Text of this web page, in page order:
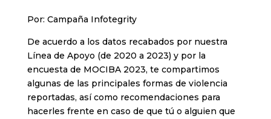
Por: Campaña Infotegrity
De acuerdo a los datos recabados por nuestra
Línea de Apoyo (de 2020 a 2023) y por la
encuesta de MOCIBA 2023, te compartimos
algunas de las principales formas de violencia
reportadas, así como recomendaciones para
hacerles frente en caso de que tú o alguien que